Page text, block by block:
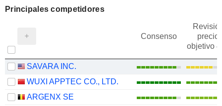
Principales competidores
Consenso
precio
objetivo
SAVARA INC.
WUXI APPTEC CO., LTD.
ARGENX SE